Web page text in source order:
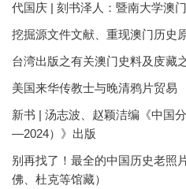
代国庆 | 刻书泽人：暨南大学澳
挖掘源文件文献、重现澳门历史
台湾出版之有关澳门史料及庋藏
美国来华传教士与晚清鸦片贸易
新书 | 汤志波、赵颖洁编《中国
—2024）》出版
别再找了！最全的中国历史老照
佛、杜克等馆藏）